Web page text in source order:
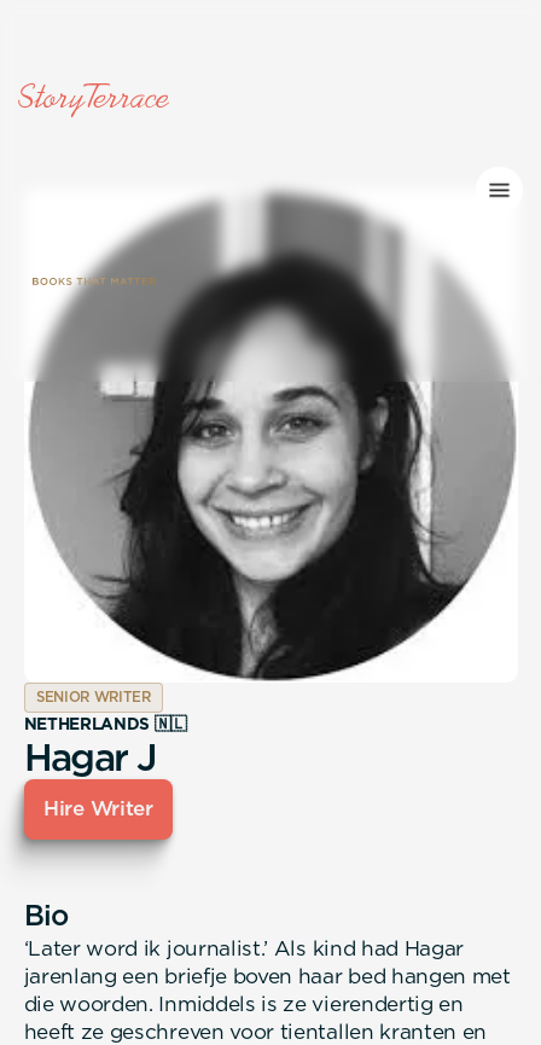
SENIOR WRITER
NETHERLANDS 🇳🇱
Hagar J
Hire Writer
Bio
‘Later word ik journalist.’ Als kind had Hagar
jarenlang een briefje boven haar bed hangen met
die woorden. Inmiddels is ze vierendertig en
heeft ze geschreven voor tientallen kranten en